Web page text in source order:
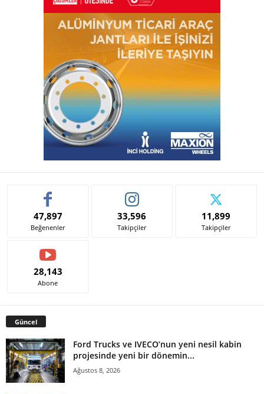
47,897
Beğenenler
33,596
Takipçiler
11,899
Takipçiler
28,143
Abone
Güncel
Ford Trucks ve IVECO’nun yeni nesil kabin
projesinde yeni bir dönemin...
Ağustos 8, 2026